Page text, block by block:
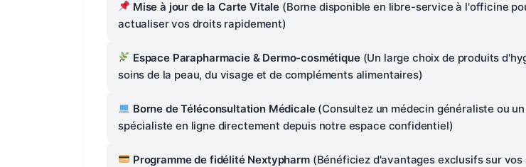
Mise à jour de la Carte Vitale (Borne disponible en libre-service à l'officine
actualiser vos droits rapidement)
Espace Parapharmacie & Dermo-cosmétique(Un large choix de produits
soins de la peau, du visage et de compléments alimentaires)
Borne de Téléconsultation Médicale(Consultez un médecin généraliste ou un
spécialiste en ligne directement depuis notre espace confidentiel)
Programme de fidélité Nextypharm(Bénéficiez d'avantages exclusifs sur vos